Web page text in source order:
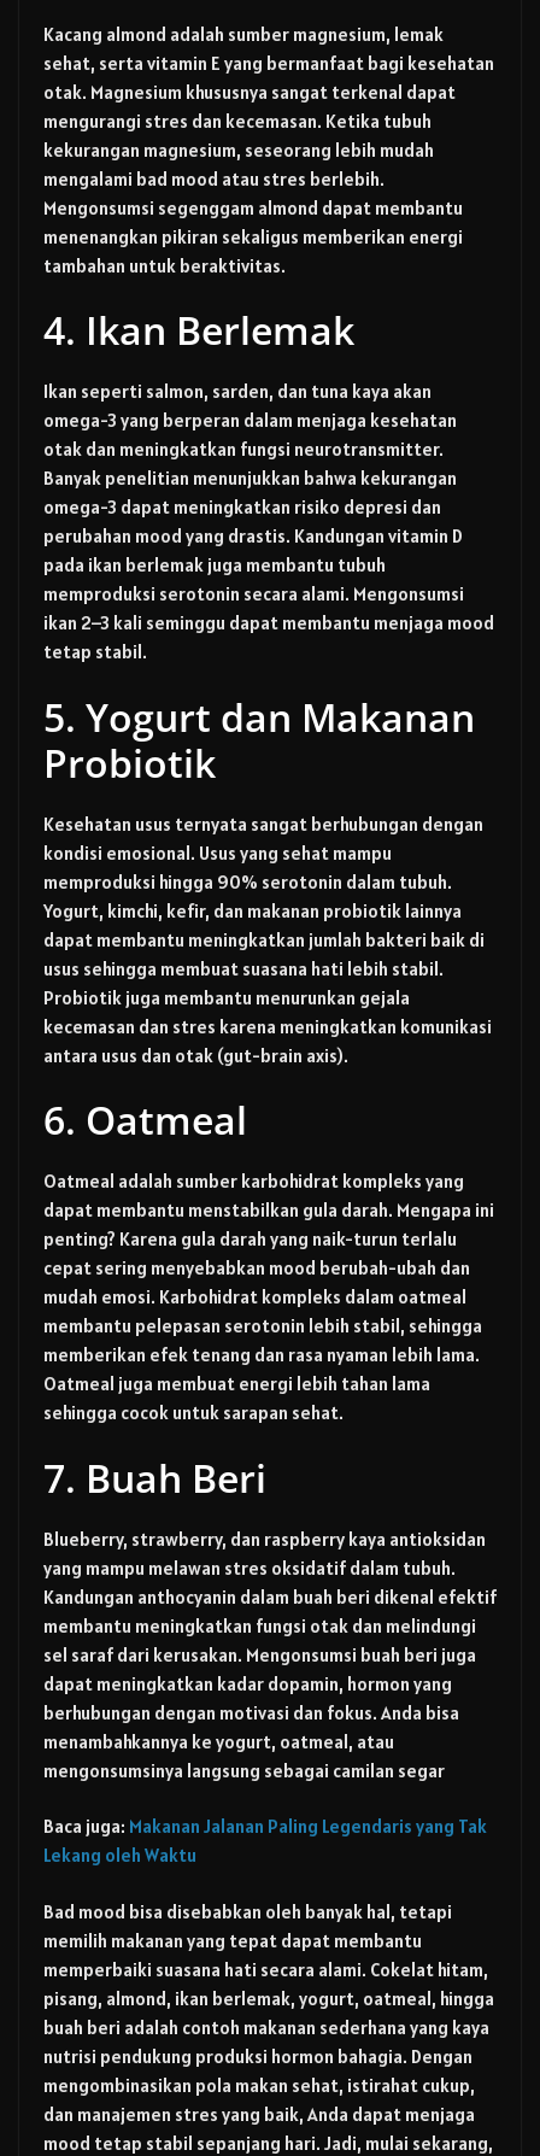
Kacang almond adalah sumber magnesium, lemak
sehat, serta vitamin E yang bermanfaat bagi kesehatan
otak. Magnesium khususnya sangat terkenal dapat
mengurangi stres dan kecemasan. Ketika tubuh
kekurangan magnesium, seseorang lebih mudah
mengalami bad mood atau stres berlebih.
Mengonsumsi segenggam almond dapat membantu
menenangkan pikiran sekaligus memberikan energi
tambahan untuk beraktivitas.
4. Ikan Berlemak
Ikan seperti salmon, sarden, dan tuna kaya akan
omega-3 yang berperan dalam menjaga kesehatan
otak dan meningkatkan fungsi neurotransmitter.
Banyak penelitian menunjukkan bahwa kekurangan
omega-3 dapat meningkatkan risiko depresi dan
perubahan mood yang drastis. Kandungan vitamin D
pada ikan berlemak juga membantu tubuh
memproduksi serotonin secara alami. Mengonsumsi
ikan 2–3 kali seminggu dapat membantu menjaga mood
tetap stabil.
5. Yogurt dan Makanan
Probiotik
Kesehatan usus ternyata sangat berhubungan dengan
kondisi emosional. Usus yang sehat mampu
memproduksi hingga 90% serotonin dalam tubuh.
Yogurt, kimchi, kefir, dan makanan probiotik lainnya
dapat membantu meningkatkan jumlah bakteri baik di
usus sehingga membuat suasana hati lebih stabil.
Probiotik juga membantu menurunkan gejala
kecemasan dan stres karena meningkatkan komunikasi
antara usus dan otak (gut-brain axis).
6. Oatmeal
Oatmeal adalah sumber karbohidrat kompleks yang
dapat membantu menstabilkan gula darah. Mengapa ini
penting? Karena gula darah yang naik-turun terlalu
cepat sering menyebabkan mood berubah-ubah dan
mudah emosi. Karbohidrat kompleks dalam oatmeal
membantu pelepasan serotonin lebih stabil, sehingga
memberikan efek tenang dan rasa nyaman lebih lama.
Oatmeal juga membuat energi lebih tahan lama
sehingga cocok untuk sarapan sehat.
7. Buah Beri
Blueberry, strawberry, dan raspberry kaya antioksidan
yang mampu melawan stres oksidatif dalam tubuh.
Kandungan anthocyanin dalam buah beri dikenal efektif
membantu meningkatkan fungsi otak dan melindungi
sel saraf dari kerusakan. Mengonsumsi buah beri juga
dapat meningkatkan kadar dopamin, hormon yang
berhubungan dengan motivasi dan fokus. Anda bisa
menambahkannya ke yogurt, oatmeal, atau
mengonsumsinya langsung sebagai camilan segar
Baca juga: Makanan Jalanan Paling Legendaris yang Tak
Lekang oleh Waktu
Bad mood bisa disebabkan oleh banyak hal, tetapi
memilih makanan yang tepat dapat membantu
memperbaiki suasana hati secara alami. Cokelat hitam,
pisang, almond, ikan berlemak, yogurt, oatmeal, hingga
buah beri adalah contoh makanan sederhana yang kaya
nutrisi pendukung produksi hormon bahagia. Dengan
mengombinasikan pola makan sehat, istirahat cukup,
dan manajemen stres yang baik, Anda dapat menjaga
mood tetap stabil sepanjang hari. Jadi, mulai sekarang,